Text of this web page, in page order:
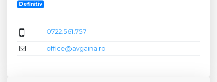
Definitiv
0722.561.757
office@avgaina.ro